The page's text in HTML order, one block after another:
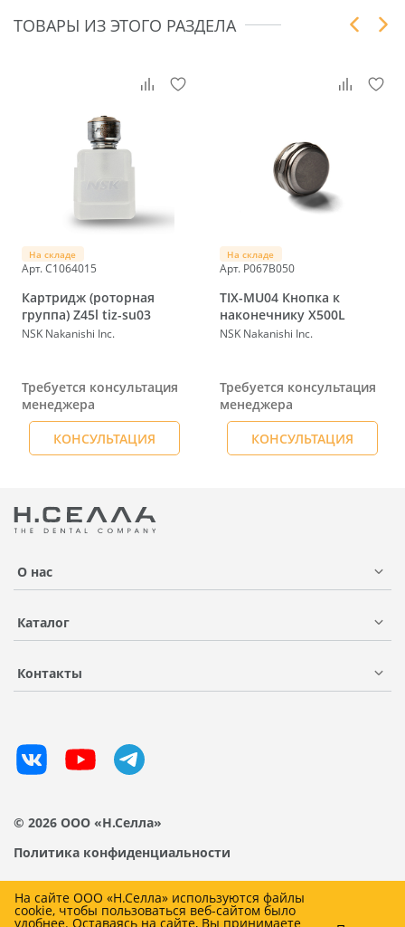
ТОВАРЫ ИЗ ЭТОГО РАЗДЕЛА
На складе
Арт. C1064015
Картридж (роторная
группа) Z45l tiz-su03
NSK Nakanishi Inc.
Требуется консультация
менеджера
КОНСУЛЬТАЦИЯ
На складе
Арт. P067B050
TIX-MU04 Кнопка к
наконечнику X500L
NSK Nakanishi Inc.
Требуется консультация
менеджера
КОНСУЛЬТАЦИЯ
О нас
Каталог
Контакты
© 2026 ООО «Н.Селла»
Политика конфиденциальности
На сайте ООО «Н.Селла» используются файлы
cookie, чтобы пользоваться веб-сайтом было
удобнее. Оставаясь на сайте, Вы принимаете